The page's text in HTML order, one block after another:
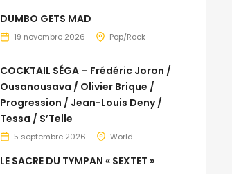
DUMBO GETS MAD
19 novembre 2026 Pop/Rock
COCKTAIL SÉGA – Frédéric Joron /
Ousanousava / Olivier Brique /
Progression / Jean-Louis Deny /
Tessa / S’Telle
5 septembre 2026 World
LE SACRE DU TYMPAN « SEXTET »